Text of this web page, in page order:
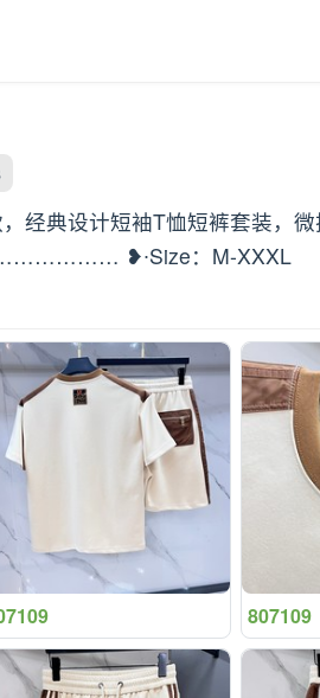
经典设计短袖T恤短裤套装，
❥∙Size：M-XXXL
807109